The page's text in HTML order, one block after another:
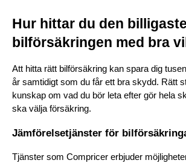
Hur hittar du den billigaste
bilförsäkringen med bra
Att hitta rätt bilförsäkring kan spara dig
år samtidigt som du får ett bra skydd. Rätt
kunskap om vad du bör leta efter gör hela
ska välja försäkring.
Jämförelsetjänster för
Tjänster som Compricer erbjuder